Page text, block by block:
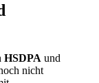
HSDPA und
nicht